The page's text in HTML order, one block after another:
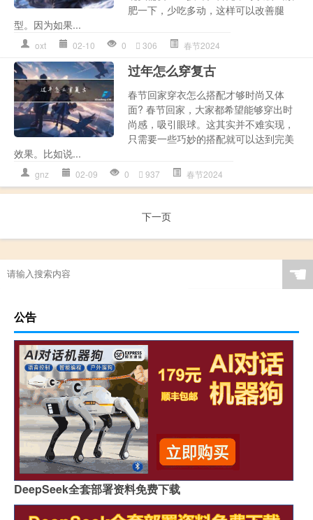
肥一下，少吃多动，这样可以改善腿
型。因为如果...
oxt 02-10 0 306 春节2024
过年怎么穿复古
春节回家穿衣怎么搭配才够时尚又体
面? 春节回家，大家都希望能够穿出时
尚感，吸引眼球。这其实并不难实现，
只需要一些巧妙的搭配就可以达到完美
效果。比如说...
gnz 02-09 0 937 春节2024
下一页
☚
公告
DeepSeek全套部署资料免费下载